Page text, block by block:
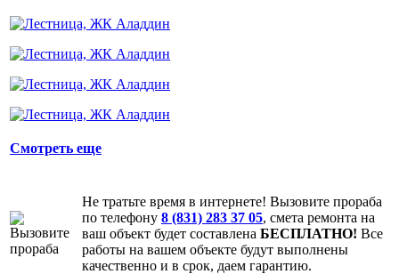
Смотреть еще
Не тратьте время в интернете! Вызовите прораба
по телефону 8 (831) 283 37 05, смета ремонта на
ваш объект будет составлена БЕСПЛАТНО! Все
работы на вашем объекте будут выполнены
качественно и в срок, даем гарантию.